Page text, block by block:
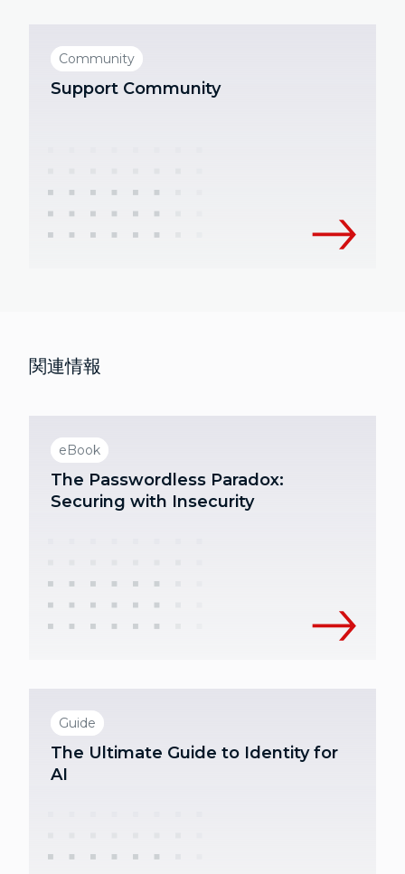
Community
Support Community
関連情報
eBook
The Passwordless Paradox:
Securing with Insecurity
Guide
The Ultimate Guide to Identity for
AI